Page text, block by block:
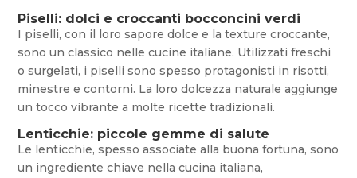
Piselli: dolci e croccanti bocconcini verdi
I piselli, con il loro sapore dolce e la texture croccante,
sono un classico nelle cucine italiane. Utilizzati freschi
o surgelati, i piselli sono spesso protagonisti in risotti,
minestre e contorni. La loro dolcezza naturale aggiunge
un tocco vibrante a molte ricette tradizionali.
Lenticchie: piccole gemme di salute
Le lenticchie, spesso associate alla buona fortuna, sono
un ingrediente chiave nella cucina italiana,